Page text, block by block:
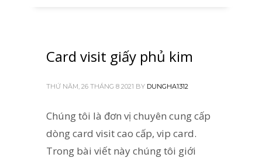
Card visit giấy phủ kim
THỨ NĂM, 26 THÁNG 8 2021 BY DUNGHA1312
Chúng tôi là đơn vị chuyên cung cấp
dòng card visit cao cấp, vip card.
Trong bài viết này chúng tôi giới